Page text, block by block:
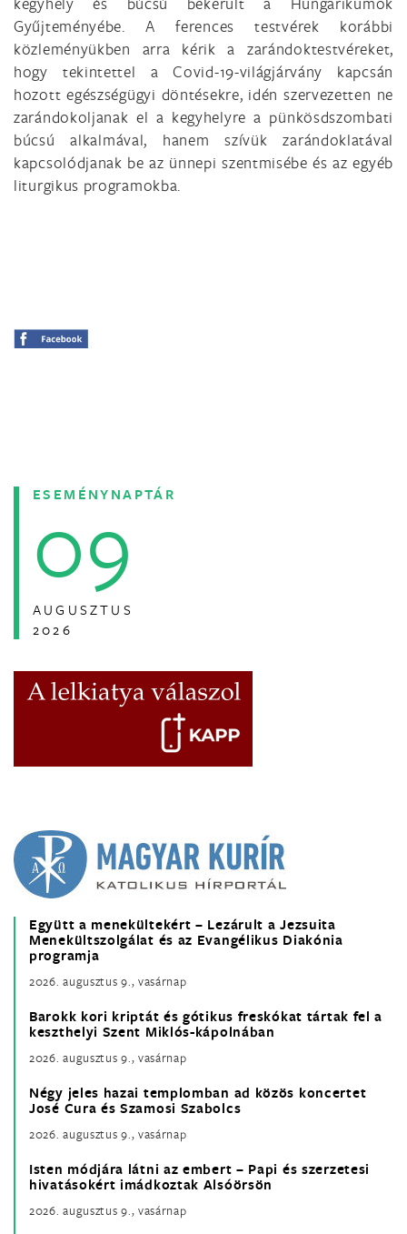
Gyűjteményébe. A ferences testvérek korábbi
közleményükben arra kérik a zarándoktestvéreket,
hogy tekintettel a Covid-19-világjárvány kapcsán
hozott egészségügyi döntésekre, idén szervezetten ne
zarándokoljanak el a kegyhelyre a pünkösdszombati
búcsú alkalmával, hanem szívük zarándoklatával
kapcsolódjanak be az ünnepi szentmisébe és az egyéb
liturgikus programokba.
ESEMÉNYNAPTÁR
09
AUGUSZTUS
2026
Együtt a menekültekért – Lezárult a Jezsuita
Menekültszolgálat és az Evangélikus Diakónia
programja
2026. augusztus 9., vasárnap
Barokk kori kriptát és gótikus freskókat tártak fel a
keszthelyi Szent Miklós-kápolnában
2026. augusztus 9., vasárnap
Négy jeles hazai templomban ad közös koncertet
José Cura és Szamosi Szabolcs
2026. augusztus 9., vasárnap
Isten módjára látni az embert – Papi és szerzetesi
hivatásokért imádkoztak Alsóörsön
2026. augusztus 9., vasárnap